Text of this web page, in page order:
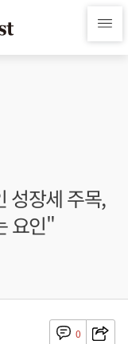
성장세 주목,
요인"
0